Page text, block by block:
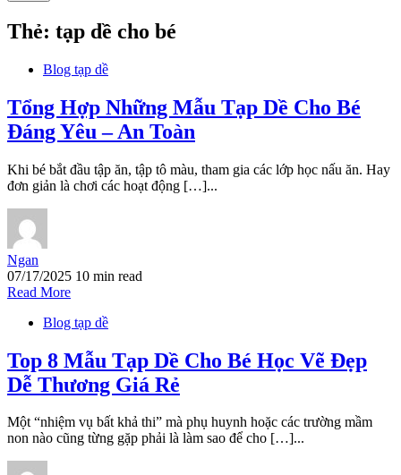
Thẻ: tạp dề cho bé
Blog tạp dề
Tổng Hợp Những Mẫu Tạp Dề Cho Bé
Đáng Yêu – An Toàn
Khi bé bắt đầu tập ăn, tập tô màu, tham gia các lớp học nấu ăn. Hay
đơn giản là chơi các hoạt động […]...
Ngan
07/17/2025 10 min read
Read More
Blog tạp dề
Top 8 Mẫu Tạp Dề Cho Bé Học Vẽ Đẹp
Dễ Thương Giá Rẻ
Một “nhiệm vụ bất khả thi” mà phụ huynh hoặc các trường mầm
non nào cũng từng gặp phải là làm sao để cho […]...